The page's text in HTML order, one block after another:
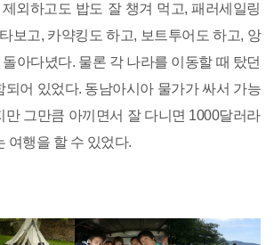
외하고도 밥도 잘 챙겨 먹고, 패러세일링
보고, 카약킹도 하고, 보트투어도 하고, 앙
아다녔다. 물론 각 나라를 이동할 때 탔던
되어 있었다. 동남아시아 물가가 싸서 가능
만 그만큼 아끼면서 잘 다니면 1000달러라
여행을 할 수 있었다.